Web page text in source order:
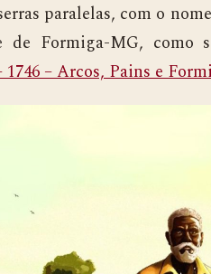
paralelas, com o
Formiga-MG, como
– Arcos, Pains e